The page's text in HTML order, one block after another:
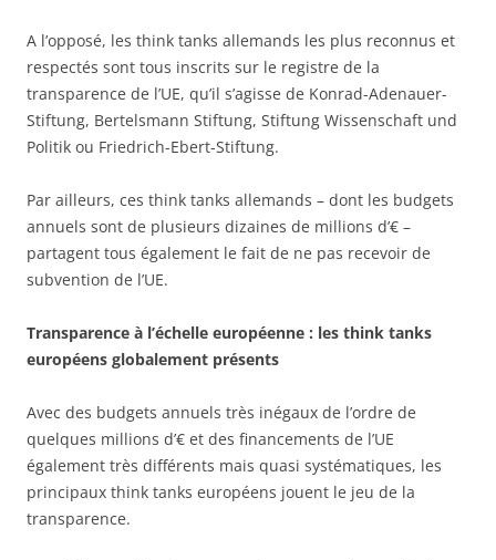
A l’opposé, les think tanks allemands les plus reconnus et
respectés sont tous inscrits sur le registre de la
transparence de l’UE, qu’il s’agisse de Konrad-Adenauer-
Stiftung, Bertelsmann Stiftung, Stiftung Wissenschaft und
Politik ou Friedrich-Ebert-Stiftung.
Par ailleurs, ces think tanks allemands – dont les budgets
annuels sont de plusieurs dizaines de millions d’€ –
partagent tous également le fait de ne pas recevoir de
subvention de l’UE.
Transparence à l’échelle européenne : les think tanks
européens globalement présents
Avec des budgets annuels très inégaux de l’ordre de
quelques millions d’€ et des financements de l’UE
également très différents mais quasi systématiques, les
principaux think tanks européens jouent le jeu de la
transparence.